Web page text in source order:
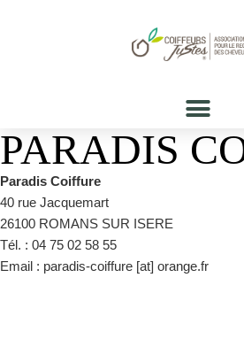
PARADIS
Paradis Coiffure
40 rue Jacquemart
26100 ROMANS SUR ISERE
Tél. : 04 75 02 58 55
Email : paradis-coiffure [at] orange.fr